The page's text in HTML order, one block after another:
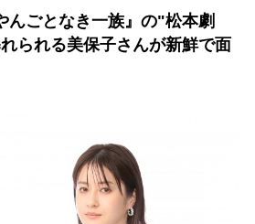
んごとなき一族』の"松本劇
られる美保子さんが新鮮で面